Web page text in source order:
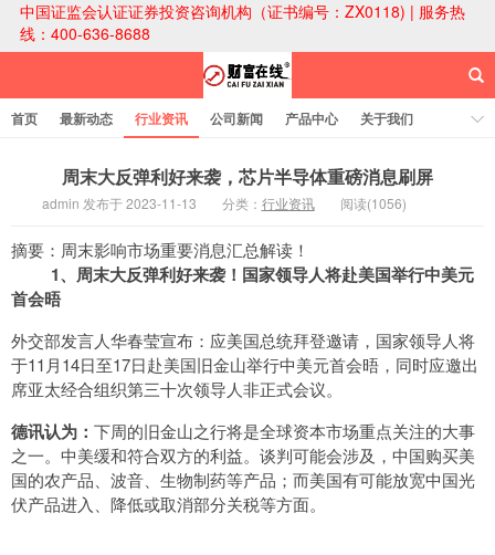
中国证监会认证证券投资咨询机构（证书编号：ZX0118) | 服务热
线：400-636-8688
首页 最新动态 行业资讯 公司新闻 产品中心
关于我们
周末大反弹利好来袭，芯片半导体重磅消息刷屏
admin 发布于 2023-11-13 分类： 行业资讯 阅读(1056)
摘要：周末影响市场重要消息汇总解读！
1、周末大反弹利好来袭！ 国家领导人将赴美国举行中美元
首会晤
外交部发言人华春莹宣布：应美国总统拜登邀请，国家领导人将
于11月14日至17日赴美国旧金山举行中美元首会晤，同时应邀出
席亚太经合组织第三十次领导人非正式会议。
德讯认为： 下周的旧金山之行将是全球资本市场重点关注的大事
之一。中美缓和符合双方的利益。谈判可能会涉及，中国购买美
国的农产品、波音、生物制药等产品；而美国有可能放宽中国光
伏产品进入、降低或取消部分关税等方面。